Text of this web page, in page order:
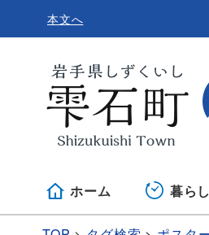
本文へ
ホーム 暮ら